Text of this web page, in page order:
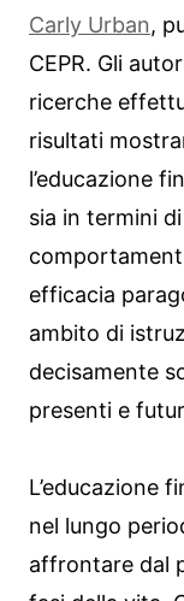
Carly Urban,
CEPR. Gli
ricerche
risultati
l’educazione
sia in termini
efficacia
ambito di
decisamente
presenti e
L’educazione
nel lungo
affrontare dal